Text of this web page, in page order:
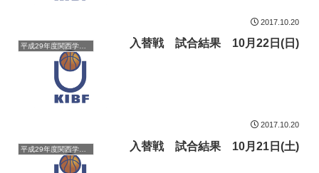
2017.10.20
平成29年度関西学生バスケットボールリーグ戦 入替戦 試合結果 10月22日(日)
2017.10.20
平成29年度関西学生バスケットボールリーグ戦 入替戦 試合結果 10月21日(土)